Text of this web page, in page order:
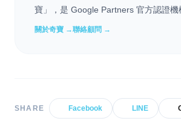
寶」，是 Google Partners 官方認證機
關於奇寶 →聯絡顧問 →
SHARE Facebook LINE